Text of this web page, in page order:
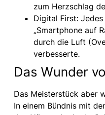
zum Herzschlag
Digital First:
„Smartphone auf
durch die Luft
verbesserte.
Das Wunder
Das Meisterstück aber
In einem Bündnis mit